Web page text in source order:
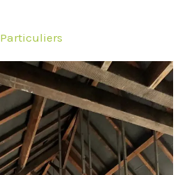
Particuliers